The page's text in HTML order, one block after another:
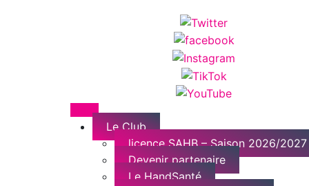
Menu
Le Club
licence SAHB – Saison 2026/2027
Devenir partenaire
Le HandSanté